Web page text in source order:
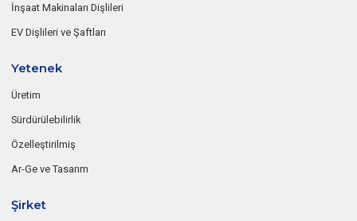
İnşaat Makinaları Dişlileri
EV Dişlileri ve Şaftları
Yetenek
Üretim
Sürdürülebilirlik
Özelleştirilmiş
Ar-Ge ve Tasarım
Şirket